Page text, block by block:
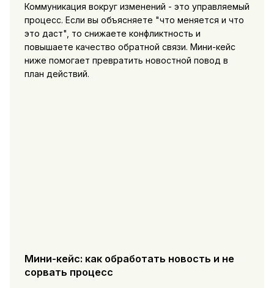
Коммуникация вокруг изменений - это управляемый
процесс. Если вы объясняете "что меняется и что
это даст", то снижаете конфликтность и
повышаете качество обратной связи. Мини-кейс
ниже помогает превратить новостной повод в
план действий.
Мини-кейс: как обработать новость и не
сорвать процесс